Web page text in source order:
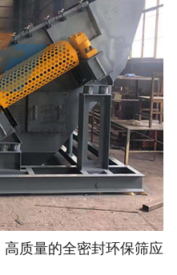
质量的全密封环保筛应